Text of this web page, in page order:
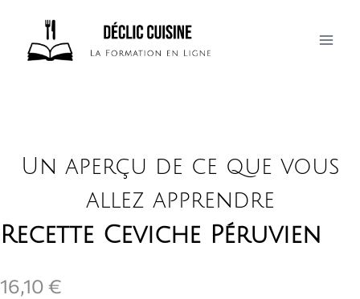
contenu
Un aperçu de ce que vous
allez apprendre
Recette Ceviche Péruvien
N
16,10 €